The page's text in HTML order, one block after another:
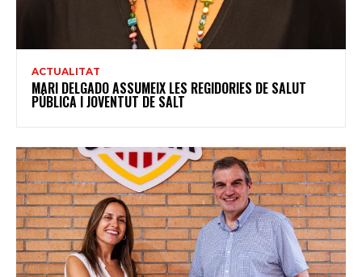
ACTUALITAT
MARI DELGADO ASSUMEIX LES REGIDORIES DE SALUT
PÚBLICA I JOVENTUT DE SALT